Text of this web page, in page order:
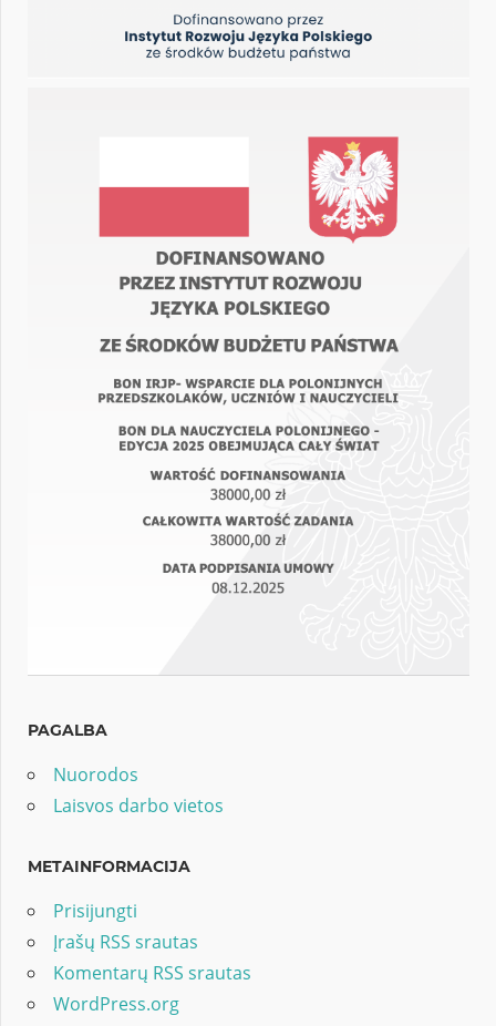
PAGALBA
Nuorodos
Laisvos darbo vietos
METAINFORMACIJA
Prisijungti
Įrašų RSS srautas
Komentarų RSS srautas
WordPress.org